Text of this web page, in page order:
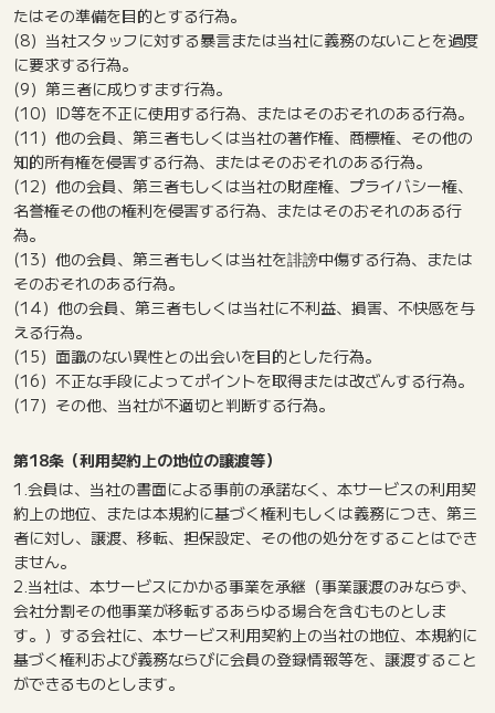
たはその準備を目的とする行為。
(8）当社スタッフに対する暴言または当社に義務のないことを過度
に要求する行為。
(9）第三者に成りすます行為。
(10）ID等を不正に使用する行為、またはそのおそれのある行為。
(11）他の会員、第三者もしくは当社の著作権、商標権、その他の
知的所有権を侵害する行為、またはそのおそれのある行為。
(12）他の会員、第三者もしくは当社の財産権、プライバシー権、
名誉権その他の権利を侵害する行為、またはそのおそれのある行
為。
(13）他の会員、第三者もしくは当社を誹謗中傷する行為、または
そのおそれのある行為。
(14）他の会員、第三者もしくは当社に不利益、損害、不快感を与
える行為。
(15）面識のない異性との出会いを目的とした行為。
(16）不正な手段によってポイントを取得または改ざんする行為。
(17）その他、当社が不適切と判断する行為。
第18条（利用契約上の地位の譲渡等）
1.会員は、当社の書面による事前の承諾なく、本サービスの利用契
約上の地位、または本規約に基づく権利もしくは義務につき、第三
者に対し、譲渡、移転、担保設定、その他の処分をすることはでき
ません。
2.当社は、本サービスにかかる事業を承継（事業譲渡のみならず、
会社分割その他事業が移転するあらゆる場合を含むものとしま
す。）する会社に、本サービス利用契約上の当社の地位、本規約に
基づく権利および義務ならびに会員の登録情報等を、譲渡すること
ができるものとします。